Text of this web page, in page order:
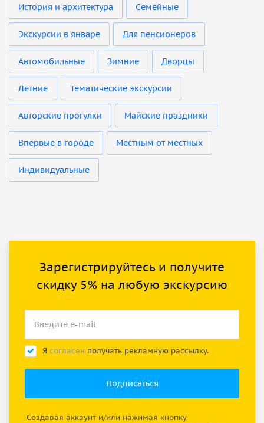
История и архитектура Семейные
Экскурсии в январе Для пенсионеров
Автомобильные Зимние Дворцы
Летние Тематические экскурсии
Авторские прогулки Майские праздники
Впервые в городе Местным от местных
Индивидуальные
Зарегистрируйтесь и получите
скидку 5% на любую экскурсию
Я согласен получать рекламную рассылку.
Создавая аккаунт и/или нажимая кнопку